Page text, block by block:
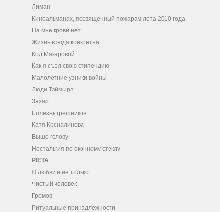
Лиман
Киноальманах, посвященный пожарам лета 2010 года
На мне крови нет
Жизнь всегда конкретна
Код Макаровой
Как я съел свою стипендию
Малолетние узники войны
Люди Таймыра
Захар
Болезнь грешников
Катя Креналинова
Выше голову
Ностальгия по оконному стеклу
PIETA
О любви и не только
Чистый человек
Громов
Ритуальные принадлежности